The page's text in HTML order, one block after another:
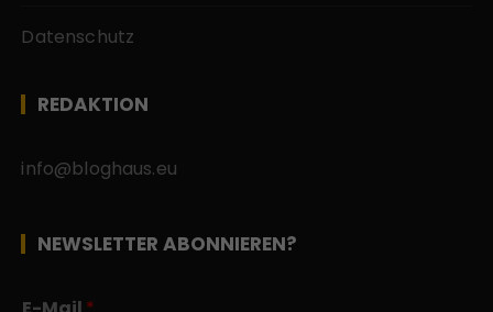
Datenschutz
REDAKTION
info@bloghaus.eu
NEWSLETTER ABONNIEREN?